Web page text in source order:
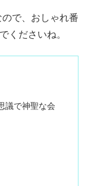
で、おしゃれ番
くださいね。
議で神聖な会